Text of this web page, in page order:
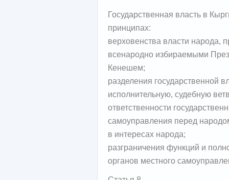
Государственная власть в
принципах:
верховенства власти народа,
всенародно избираемыми
Кенешем;
разделения государственной
исполнительную, судебную
ответственности
самоуправления перед
в интересах народа;
разграничения функций и
органов местного